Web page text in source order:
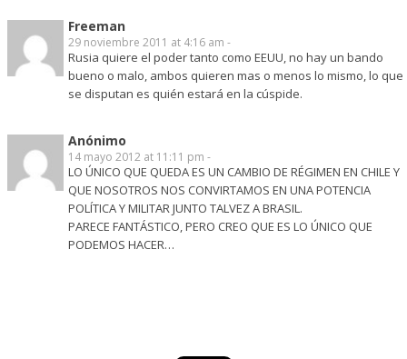
Freeman
29 noviembre 2011 at 4:16 am -
Rusia quiere el poder tanto como EEUU, no hay un bando
bueno o malo, ambos quieren mas o menos lo mismo, lo que
se disputan es quién estará en la cúspide.
Anónimo
14 mayo 2012 at 11:11 pm -
LO ÚNICO QUE QUEDA ES UN CAMBIO DE RÉGIMEN EN CHILE Y
QUE NOSOTROS NOS CONVIRTAMOS EN UNA POTENCIA
POLÍTICA Y MILITAR JUNTO TALVEZ A BRASIL.
PARECE FANTÁSTICO, PERO CREO QUE ES LO ÚNICO QUE
PODEMOS HACER…